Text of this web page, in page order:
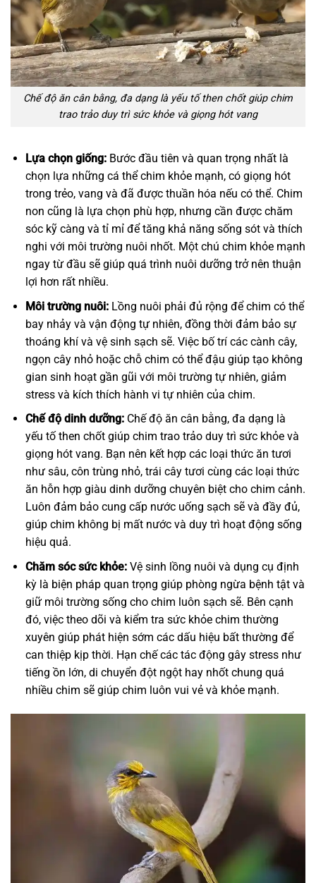
Chế độ ăn cân bằng, đa dạng là yếu tố then chốt giúp chim
trao trảo duy trì sức khỏe và giọng hót vang
Lựa chọn giống:Bước đầu tiên và quan trọng nhất là
chọn lựa những cá thể chim khỏe mạnh, có giọng hót
trong trẻo, vang và đã được thuần hóa nếu có thể. Chim
non cũng là lựa chọn phù hợp, nhưng cần được chăm
sóc kỹ càng và tỉ mỉ để tăng khả năng sống sót và thích
nghi với môi trường nuôi nhốt. Một chú chim khỏe mạnh
ngay từ đầu sẽ giúp quá trình nuôi dưỡng trở nên thuận
lợi hơn rất nhiều.
Môi trường nuôi:Lồng nuôi phải đủ rộng để chim có thể
bay nhảy và vận động tự nhiên, đồng thời đảm bảo sự
thoáng khí và vệ sinh sạch sẽ. Việc bố trí các cành cây,
ngọn cây nhỏ hoặc chỗ chim có thể đậu giúp tạo không
gian sinh hoạt gần gũi với môi trường tự nhiên, giảm
stress và kích thích hành vi tự nhiên của chim.
Chế độ dinh dưỡng:Chế độ ăn cân bằng, đa dạng là
yếu tố then chốt giúp chim trao trảo duy trì sức khỏe và
giọng hót vang. Bạn nên kết hợp các loại thức ăn tươi
như sâu, côn trùng nhỏ, trái cây tươi cùng các loại thức
ăn hỗn hợp giàu dinh dưỡng chuyên biệt cho chim cảnh.
Luôn đảm bảo cung cấp nước uống sạch sẽ và đầy đủ,
giúp chim không bị mất nước và duy trì hoạt động sống
hiệu quả.
Chăm sóc sức khỏe:Vệ sinh lồng nuôi và dụng cụ định
kỳ là biện pháp quan trọng giúp phòng ngừa bệnh tật và
giữ môi trường sống cho chim luôn sạch sẽ. Bên cạnh
đó, việc theo dõi và kiểm tra sức khỏe chim thường
xuyên giúp phát hiện sớm các dấu hiệu bất thường để
can thiệp kịp thời. Hạn chế các tác động gây stress như
tiếng ồn lớn, di chuyển đột ngột hay nhốt chung quá
nhiều chim sẽ giúp chim luôn vui vẻ và khỏe mạnh.